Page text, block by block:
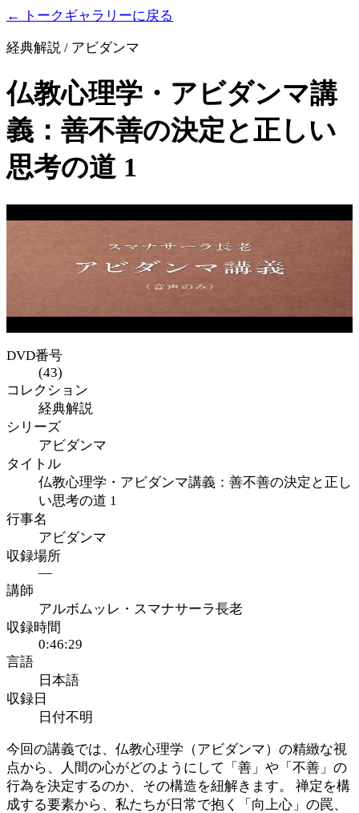
← トークギャラリーに戻る
経典解説 / アビダンマ
仏教心理学・アビダンマ講
義：善不善の決定と正しい
思考の道 1
DVD番号
(43)
コレクション
経典解説
シリーズ
アビダンマ
タイトル
仏教心理学・アビダンマ講義：善不善の決定と正し
い思考の道 1
行事名
アビダンマ
収録場所
—
講師
アルボムッレ・スマナサーラ長老
収録時間
0:46:29
言語
日本語
収録日
日付不明
今回の講義では、仏教心理学（アビダンマ）の精緻な視
点から、人間の心がどのようにして「善」や「不善」の
行為を決定するのか、その構造を紐解きます。 禅定を構
成する要素から、私たちが日常で抱く「向上心」の罠、